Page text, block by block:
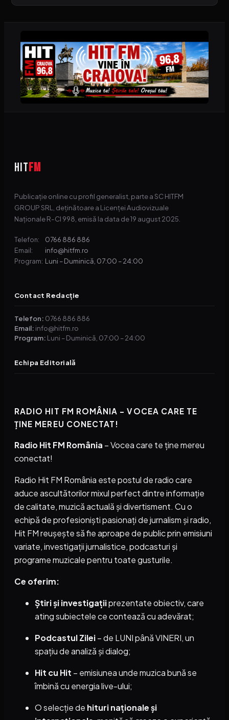
HIT FM
Publicație online cu profil generalist, parte a SC HITFM
GROUP SRL, deținătoare a Licenței Audiovizuale
Naționale R-CI 998, emisă la data de 19 august 2025.
Telefon: 0766 886 886
Email: info@hitfm.ro
Program: Luni – Duminică, 07:00 – 24:00
Contact Redacție
Telefon: 0766 886 886
Email: info@hitfm.ro
Program: Luni – Duminică, 07:00 – 24:00
Echipa Editorială
RADIO HIT FM ROMÂNIA – VOCEA CARE TE
ȚINE MEREU CONECTAT!
Radio Hit FM România – Vocea care te ține mereu
conectat!
Radio Hit FM România este postul de radio care
aduce ascultătorilor mixul perfect dintre informație
de calitate, muzică actuală și divertisment. Cu o
echipă de profesioniști pasionați de jurnalism și radio,
Hit FM reușește să fie aproape de public prin emisiuni
variate, investigații jurnalistice, podcasturi și
programe muzicale pentru toate gusturile.
Ce oferim:
Știri și investigațiiprezentate obiectiv, care
ating subiectele ce contează cu adevărat;
Podcastul Zilei– de LUNI până VINERI, un
spațiu de analiză și dialog;
Hit cu Hit – emisiunea unde muzica bună se
îmbină cu energia live-ului;
O selecție de hituri naționale și